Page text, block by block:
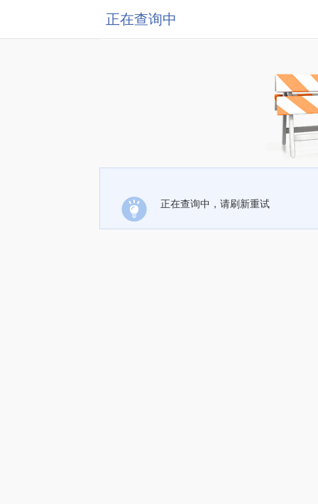
正在查询中
正在查询中，请刷新重试